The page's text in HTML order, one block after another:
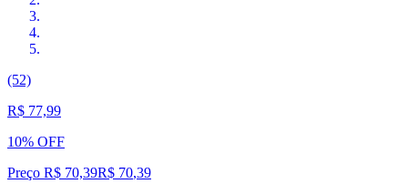
(52)
R$ 77,99
10% OFF
Preço R$ 70,39R$ 70,39